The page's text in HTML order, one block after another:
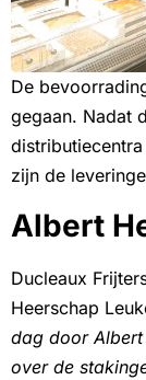
De
gegaan. Nadat
zijn de
Albert
Ducleaux
Heerschap
dag door Albert
over de